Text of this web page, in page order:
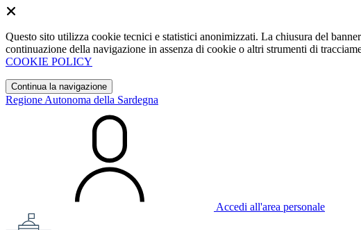
Questo sito utilizza cookie tecnici e statistici anonimizzati. La chiusura del
continuazione della navigazione in assenza di cookie o altri strumenti di
COOKIE POLICY
Continua la navigazione
Regione Autonoma della Sardegna
Accedi all'area personale